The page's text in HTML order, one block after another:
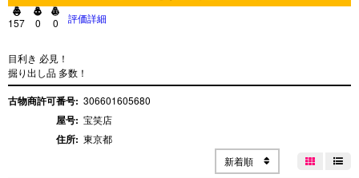

157

0

0 評価詳細
目利き 必見！
掘り出し品 多数！
古物商許可番号: 306601605680
屋号: 宝笑店
住所: 東京都
新着順
 